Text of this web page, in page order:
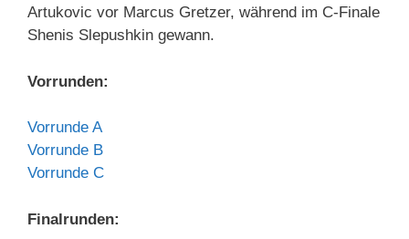
Artukovic vor Marcus Gretzer, während im C-Finale
Shenis Slepushkin gewann.
Vorrunden:
Vorrunde A
Vorrunde B
Vorrunde C
Finalrunden: